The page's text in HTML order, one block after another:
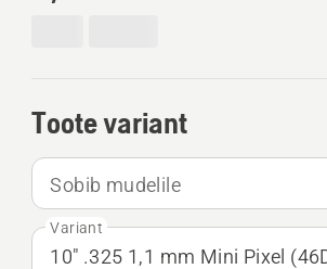
Toote variant
Sobib mudelile
Variant
10" .325 1,1 mm Mini Pixel